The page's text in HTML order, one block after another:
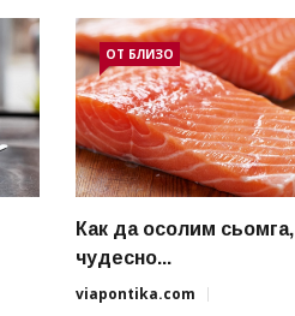
ОТ БЛИЗО
Как да осолим сьомга,
чудесно...
viapontika.com